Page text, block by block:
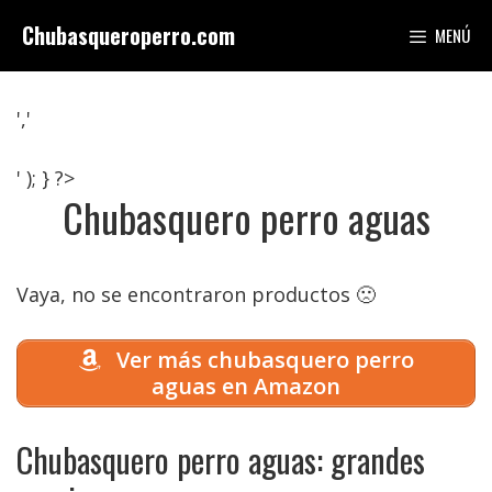
contenido
Chubasqueroperro.com MENÚ
','
' ); } ?>
Chubasquero perro aguas
Vaya, no se encontraron productos 🙁
Ver más chubasquero perro
aguas en Amazon
Chubasquero perro aguas: grandes